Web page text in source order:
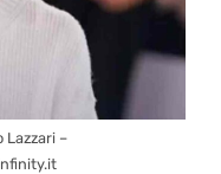
Lazzari –